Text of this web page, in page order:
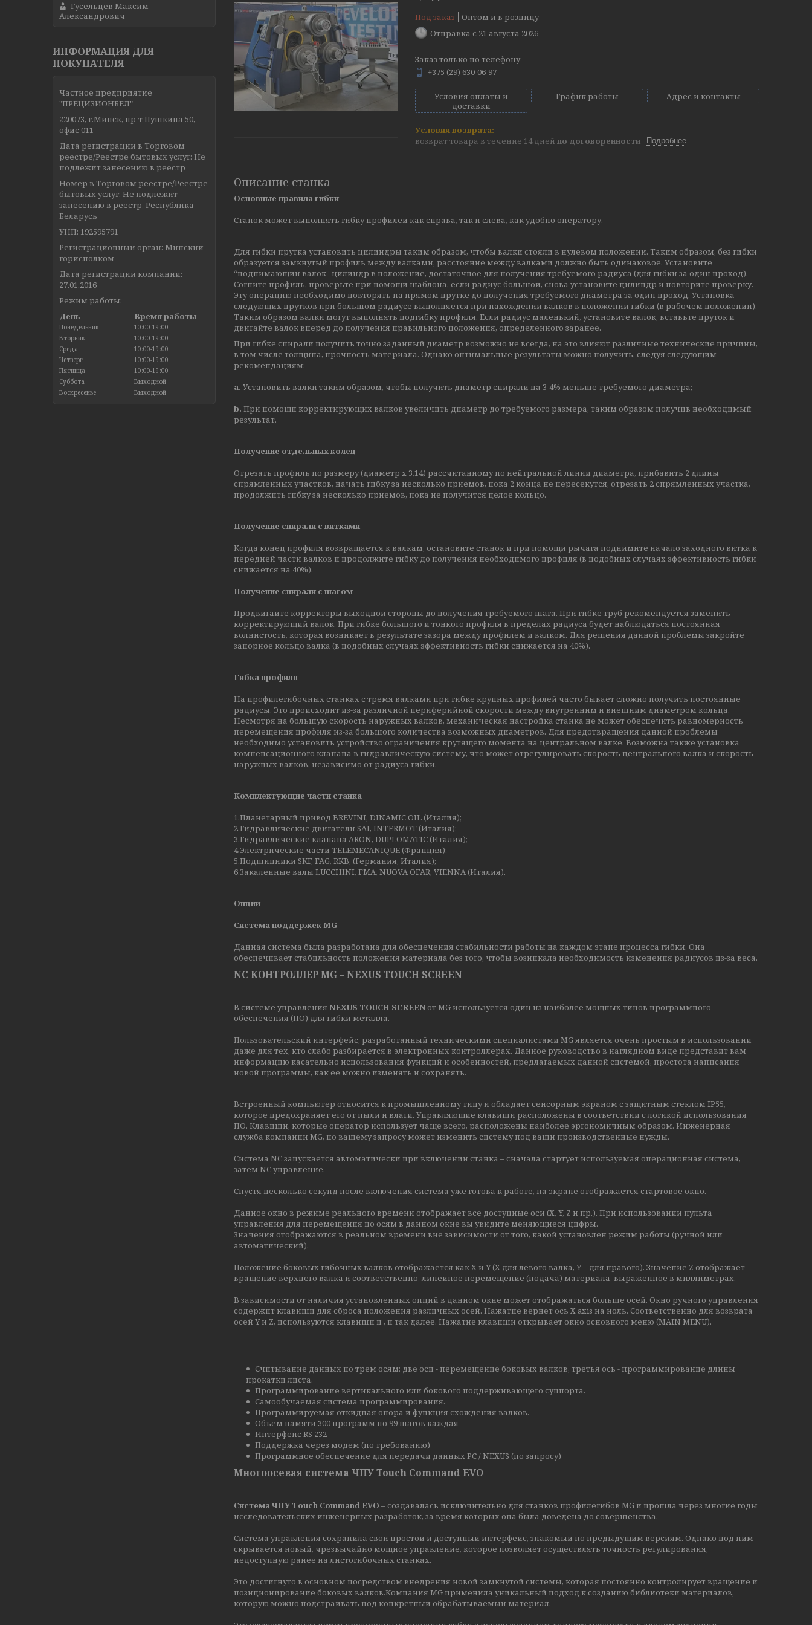
Под заказ
Оптом и в розницу
Отправка с 21 августа 2026
Заказ только по телефону
+375 (29) 630-06-97
Условия оплаты и
доставки
График работы Адрес и контакты
возврат товара в течение 14 дней по договоренности Подробнее
Описание станка
Основные правила гибки
Станок может выполнять гибку профилей как справа, так и слева, как удобно оператору.
Для гибки прутка установить цилиндры таким образом, чтобы валки стояли в нулевом положении. Таким образом, без гибки
образуется замкнутый профиль между валками, расстояние между валками должно быть одинаковое. Установите
“поднимающий валок” цилиндр в положение, достаточное для получения требуемого радиуса (для гибки за один проход).
Согните профиль, проверьте при помощи шаблона, если радиус большой, снова установите цилиндр и повторите проверку.
Эту операцию необходимо повторять на прямом прутке до получения требуемого диаметра за один проход. Установка
следующих прутков при большом радиусе выполняется при нахождении валков в положении гибки (в рабочем положении).
Таким образом валки могут выполнять подгибку профиля. Если радиус маленький, установите валок, вставьте пруток и
двигайте валок вперед до получения правильного положения, определенного заранее.
При гибке спирали получить точно заданный диаметр возможно не всегда, на это влияют различные технические причины,
в том числе толщина, прочность материала. Однако оптимальные результаты можно получить, следуя следующим
рекомендациям:
a. Установить валки таким образом, чтобы получить диаметр спирали на 3-4% меньше требуемого диаметра;
b. При помощи корректирующих валков увеличить диаметр до требуемого размера, таким образом получив необходимый
результат.
Получение отдельных колец
Отрезать профиль по размеру (диаметр x 3,14) рассчитанному по нейтральной линии диаметра, прибавить 2 длины
спрямленных участков, начать гибку за несколько приемов, пока 2 конца не пересекутся, отрезать 2 спрямленных участка,
продолжить гибку за несколько приемов, пока не получится целое кольцо.
Получение спирали с витками
Когда конец профиля возвращается к валкам, остановите станок и при помощи рычага поднимите начало заходного витка к
передней части валков и продолжите гибку до получения необходимого профиля (в подобных случаях эффективность гибки
снижается на 40%).
Получение спирали с шагом
Продвигайте корректоры выходной стороны до получения требуемого шага. При гибке труб рекомендуется заменить
корректирующий валок. При гибке большого и тонкого профиля в пределах радиуса будет наблюдаться постоянная
волнистость, которая возникает в результате зазора между профилем и валком. Для решения данной проблемы закройте
запорное кольцо валка (в подобных случаях эффективность гибки снижается на 40%).
Гибка профиля
На профилегибочных станках с тремя валками при гибке крупных профилей часто бывает сложно получить постоянные
радиусы. Это происходит из-за различной периферийной скорости между внутренним и внешним диаметром кольца.
Несмотря на большую скорость наружных валков, механическая настройка станка не может обеспечить равномерность
перемещения профиля из-за большого количества возможных диаметров. Для предотвращения данной проблемы
необходимо установить устройство ограничения крутящего момента на центральном валке. Возможна также установка
компенсационного клапана в гидравлическую систему, что может отрегулировать скорость центрального валка и скорость
наружных валков, независимо от радиуса гибки.
Комплектующие части станка
1.Планетарный привод BREVINI, DINAMIC OIL (Италия);
2.Гидравлические двигатели SAI, INTERMOT (Италия);
3.Гидравлические клапана ARON, DUPLOMATIC (Италия);
4.Электрические части TELEMECANIQUE (Франция);
5.Подшипники SKF, FAG, RKB, (Германия, Италия);
6.Закаленные валы LUCCHINI, FMA, NUOVA OFAR, VIENNA (Италия).
Опции
Система поддержек MG
Данная система была разработана для обеспечения стабильности работы на каждом этапе процесса гибки. Она
обеспечивает стабильность положения материала без того, чтобы возникала необходимость изменения радиусов из-за веса.
NC КОНТРОЛЛЕР MG – NEXUS TOUCH SCREEN
В системе управления NEXUS TOUCH SCREEN от MG используется один из наиболее мощных типов программного
обеспечения (ПО) для гибки металла.
Пользовательский интерфейс, разработанный техническими специалистами MG является очень простым в использовании
даже для тех, кто слабо разбирается в электронных контроллерах. Данное руководство в наглядном виде представит вам
информацию касательно использования функций и особенностей, предлагаемых данной системой, простота написания
новой программы, как ее можно изменять и сохранять.
Встроенный компьютер относится к промышленному типу и обладает сенсорным экраном с защитным стеклом IP55,
которое предохраняет его от пыли и влаги. Управляющие клавиши расположены в соответствии с логикой использования
ПО. Клавиши, которые оператор использует чаще всего, расположены наиболее эргономичным образом. Инженерная
служба компании MG, по вашему запросу может изменить систему под ваши производственные нужды.
Система NC запускается автоматически при включении станка – сначала стартует используемая операционная система,
затем NC управление.
Спустя несколько секунд после включения система уже готова к работе, на экране отображается стартовое окно.
Данное окно в режиме реального времени отображает все доступные оси (X, Y, Z и пр.). При использовании пульта
управления для перемещения по осям в данном окне вы увидите меняющиеся цифры.
Значения отображаются в реальном времени вне зависимости от того, какой установлен режим работы (ручной или
автоматический).
Положение боковых гибочных валков отображается как X и Y (X для левого валка, Y – для правого). Значение Z отображает
вращение верхнего валка и соответственно, линейное перемещение (подача) материала, выраженное в миллиметрах.
В зависимости от наличия установленных опций в данном окне может отображаться больше осей. Окно ручного управления
содержит клавиши для сброса положения различных осей. Нажатие вернет ось X axis на ноль. Соответственно для возврата
осей Y и Z, используются клавиши и , и так далее. Нажатие клавиши открывает окно основного меню (MAIN MENU).
Считывание данных по трем осям: две оси - перемещение боковых валков, третья ось - программирование длины
прокатки листа.
Программирование вертикального или бокового поддерживающего суппорта.
Самообучаемая система программирования.
Программируемая откидная опора и функция схождения валков.
Объем памяти 300 программ по 99 шагов каждая
Интерфейс RS 232
Поддержка через модем (по требованию)
Программное обеспечение для передачи данных PC / NEXUS (по запросу)
Многоосевая система ЧПУ Touch Command EVO
Система ЧПУ Touch Command EVO – создавалась исключительно для станков профилегибов MG и прошла через многие годы
исследовательских инженерных разработок, за время которых она была доведена до совершенства.
Система управления сохранила свой простой и доступный интерфейс, знакомый по предыдущим версиям. Однако под ним
скрывается новый, чрезвычайно мощное управление, которое позволяет осуществлять точность регулирования,
недоступную ранее на листогибочных станках.
Это достигнуто в основном посредством внедрения новой замкнутой системы, которая постоянно контролирует вращение и
позиционирование боковых валков.Компания MG применила уникальный подход к созданию библиотеки материалов,
которую можно подстраивать под конкретный обрабатываемый материал.
Гусельцев Максим
Александрович
ИНФОРМАЦИЯ ДЛЯ
ПОКУПАТЕЛЯ
Частное предприятие
"ПРЕЦИЗИОНБЕЛ"
220073, г.Минск, пр-т Пушкина 50,
офис 011
Дата регистрации в Торговом
реестре/Реестре бытовых услуг: Не
подлежит занесению в реестр
Номер в Торговом реестре/Реестре
бытовых услуг: Не подлежит
занесению в реестр, Республика
Беларусь
УНП: 192595791
Регистрационный орган: Минский
горисполком
Дата регистрации компании:
27.01.2016
Режим работы:
День
Время работы
Понедельник
10:00-19:00
Вторник
10:00-19:00
Среда
10:00-19:00
Четверг
10:00-19:00
Пятница
10:00-19:00
Суббота
Выходной
Воскресенье
Выходной